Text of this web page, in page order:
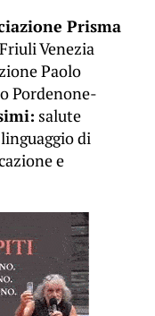
Prisma
Venezia
Paolo
Pordenone-
salute
di
e